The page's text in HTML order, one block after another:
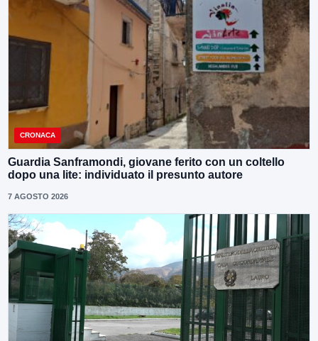
CRONACA
Guardia Sanframondi, giovane ferito con un coltello
dopo una lite: individuato il presunto autore
7 AGOSTO 2026